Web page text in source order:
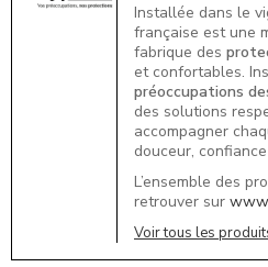
Installée dans le
française est une
fabrique des
et confortables.
préoccupations
des solutions
accompagner
douceur,
L’ensemble des
retrouver sur
Voir tous les